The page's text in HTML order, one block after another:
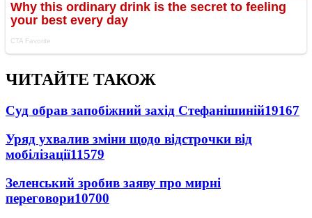
ЧИТАЙТЕ ТАКОЖ
Суд обрав запобіжний захід Стефанішиній19167
Уряд ухвалив зміни щодо відстрочки від
мобілізації11579
Зеленський зробив заяву про мирні
переговори10700